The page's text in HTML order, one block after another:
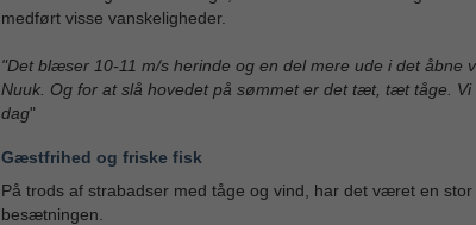
medført visse vanskeligheder.
"Det blæser 10-11 m/s herinde og en del mere ude i det åbne
Nuuk. Og for at slå hovedet på sømmet er det tæt, tæt tåge. Vi
dag"
Gæstfrihed og friske fisk
På trods af strabadser med tåge og vind, har det været en
besætningen.